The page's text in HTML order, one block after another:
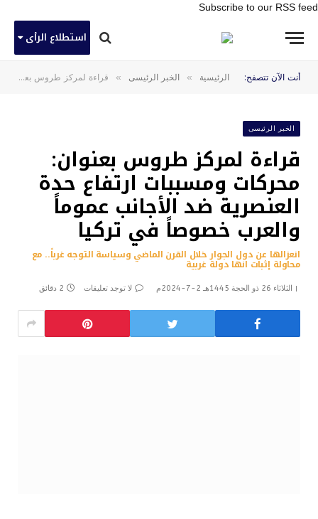
Subscribe to our RSS feed
استطلاع الرأى
أنت الآن تتصفح: الرئيسية » الخبر الرئيسى » قراءة لمركز طروس بعنوان: محركات ومسببات ارتفاع حدة العنصرية ضد الأجانب عموماً والعرب خصوصاً في تركيا
الخبر الرئيسى
قراءة لمركز طروس بعنوان:
محركات ومسببات ارتفاع حدة
العنصرية ضد الأجانب عموماً
والعرب خصوصاً في تركيا
انعزالها عن دول الجوار خلال القرن الماضي وسياسة التوجه غرباً.. مع
محاولة إثبات انها دولة غربية
الثلاثاء 26 ذو الحجة 1445هـ 2-7-2024م لا توجد تعليقات 2 دقائق